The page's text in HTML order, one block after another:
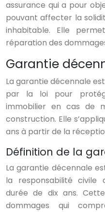
assurance qui a pour
pouvant affecter la
inhabitable. Elle
réparation des
Garantie
La garantie décennale
par la loi pour
immobilier en cas de
construction. Elle
ans à partir de la
Définition de la
La garantie décennale
la responsabilité civile
durée de dix ans.
dommages qui